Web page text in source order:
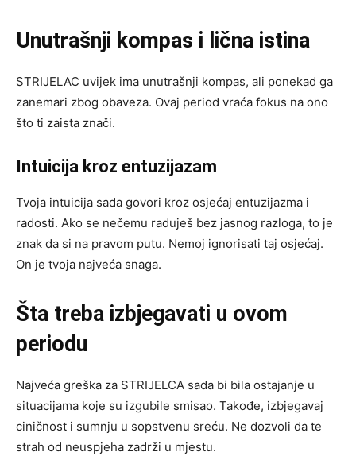
Unutrašnji kompas i lična istina
STRIJELAC uvijek ima unutrašnji kompas, ali ponekad ga
zanemari zbog obaveza. Ovaj period vraća fokus na ono
što ti zaista znači.
Intuicija kroz entuzijazam
Tvoja intuicija sada govori kroz osjećaj entuzijazma i
radosti. Ako se nečemu raduješ bez jasnog razloga, to je
znak da si na pravom putu. Nemoj ignorisati taj osjećaj.
On je tvoja najveća snaga.
Šta treba izbjegavati u ovom
periodu
Najveća greška za STRIJELCA sada bi bila ostajanje u
situacijama koje su izgubile smisao. Takođe, izbjegavaj
ciničnost i sumnju u sopstvenu sreću. Ne dozvoli da te
strah od neuspjeha zadrži u mjestu.